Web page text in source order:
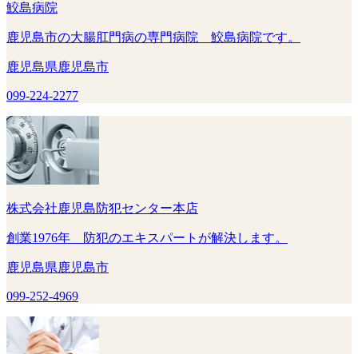
鮫島病院
鹿児島市の大腸肛門病の専門病院 鮫島病院です。
鹿児島県鹿児島市
099-224-2277
株式会社鹿児島防犯センター本店
創業1976年 防犯のエキスパートが解決します。
鹿児島県鹿児島市
099-252-4969